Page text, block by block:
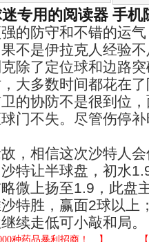
专用的阅读器 手机
防守和不错的运气
不是伊拉克人经验
除了定位球和边路
大多数时间都花在
的协防不是很到位
门不失。尽管伤停
，相信这次沙特人
让半球盘，初水
微上扬至1.9，此盘
特胜，赢面2球以上
续走低可小敲和局。